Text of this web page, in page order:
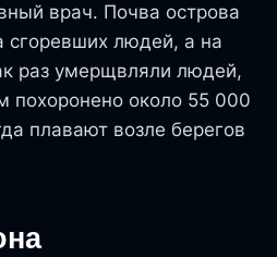
врач. Почва острова
сгоревших людей, а на
раз умерщвляли людей,
похоронено около 55 000
плавают возле берегов